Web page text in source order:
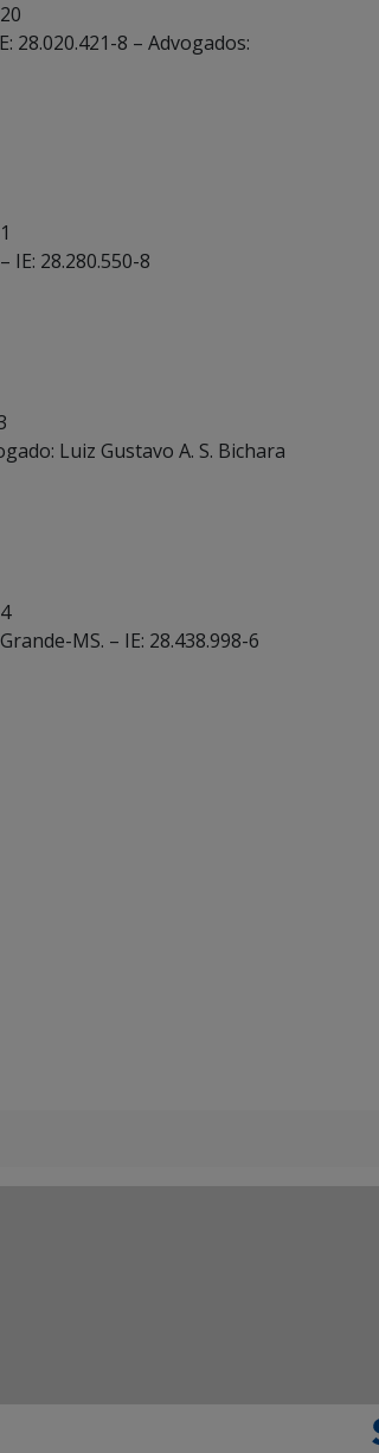
28.020.421-8 – Advogados:
IE: 28.280.550-8
Luiz Gustavo A. S. Bichara
MS. – IE: 28.438.998-6